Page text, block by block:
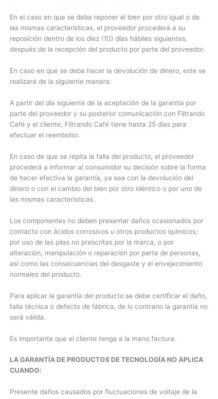
En el caso en que se deba reponer el bien por otro igual o de
las mismas características, el proveedor procederá a su
reposición dentro de los diez (10) días hábiles siguientes,
después de la recepción del producto por parte del proveedor.
En caso en que se deba hacer la devolución de dinero, este se
realizará de la siguiente manera:
A partir del día siguiente de la aceptación de la garantía por
parte del proveedor y su posterior comunicación con Filtrando
Café y el cliente, Filtrando Café tiene hasta 25 días para
efectuar el reembolso.
En caso de que se repita la falla del producto, el proveedor
procederá a informar al consumidor su decisión sobre la forma
de hacer efectiva la garantía, ya sea con la devolución del
dinero o con el cambio del bien por otro idéntico o por uno de
las mismas características.
Los componentes no deben presentar daños ocasionados por
contacto con ácidos corrosivos u otros productos químicos;
por uso de las pilas no prescritas por la marca, o por
alteración, manipulación o reparación por parte de personas,
así como las consecuencias del desgaste y el envejecimiento
normales del producto.
Para aplicar la garantía del producto se debe certificar el daño,
falla técnica o defecto de fábrica, de lo contrario la garantía no
será válida.
Es importante que el cliente tenga a la mano factura.
LA GARANTÍA DE PRODUCTOS DE TECNOLOGÍA NO APLICA
CUANDO:
Presente daños causados por fluctuaciones de voltaje de la